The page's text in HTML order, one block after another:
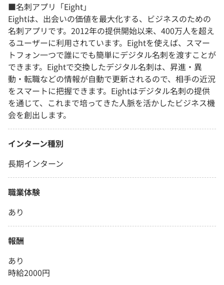
■名刺アプリ「Eight」
Eightは、出会いの価値を最大化する、ビジネスのための
名刺アプリです。2012年の提供開始以来、400万人を超え
るユーザーに利用されています。Eightを使えば、スマー
トフォン一つで誰にでも簡単にデジタル名刺を渡すことが
できます。Eightで交換したデジタル名刺は、昇進・異
動・転職などの情報が自動で更新されるので、相手の近況
をスマートに把握できます。Eightはデジタル名刺の提供
を通じて、これまで培ってきた人脈を活かしたビジネス機
会を創出します。
インターン種別
長期インターン
職業体験
あり
報酬
あり
時給2000円